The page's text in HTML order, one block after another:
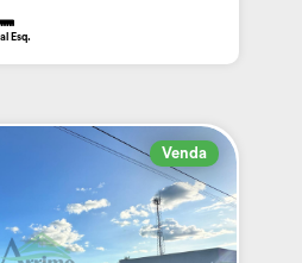
Esq.
Venda